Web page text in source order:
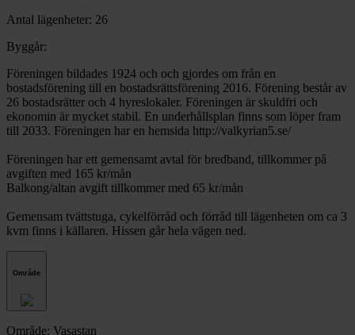
Antal lägenheter: 26
Byggår:
Föreningen bildades 1924 och och gjordes om från en
bostadsförening till en bostadsrättsförening 2016. Förening består av
26 bostadsrätter och 4 hyreslokaler. Föreningen är skuldfri och
ekonomin är mycket stabil. En underhållsplan finns som löper fram
till 2033. Föreningen har en hemsida http://valkyrian5.se/
Föreningen har ett gemensamt avtal för bredband, tillkommer på
avgiften med 165 kr/mån
Balkong/altan avgift tillkommer med 65 kr/mån
Gemensam tvättstuga, cykelförråd och förråd till lägenheten om ca 3
kvm finns i källaren. Hissen går hela vägen ned.
Område
Område: Vasastan